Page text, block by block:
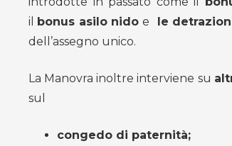
il
bonus asilo nido e le
dell’assegno unico.
La Manovra inoltre interviene su
sul
congedo di paternità;